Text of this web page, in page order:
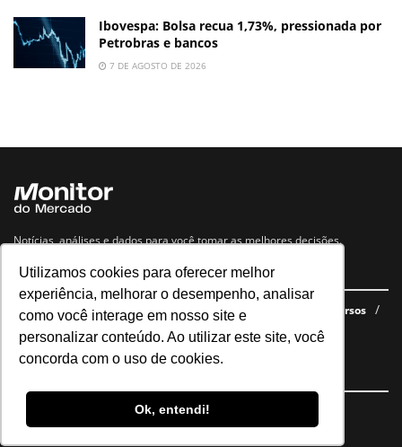
Utilizamos cookies para oferecer melhor
experiência, melhorar o desempenho, analisar
como você interage em nosso site e
personalizar conteúdo. Ao utilizar este site, você
concorda com o uso de cookies.
Ok, entendi!
Ibovespa: Bolsa recua 1,73%, pressionada por
Petrobras e bancos
7 DE AGOSTO DE 2026
Notícias, análises e dados para você tomar as melhores decisões.
Navegue no site
Últimas notícias Quem somos E-books gratuitos
Cursos
Política de privacidade